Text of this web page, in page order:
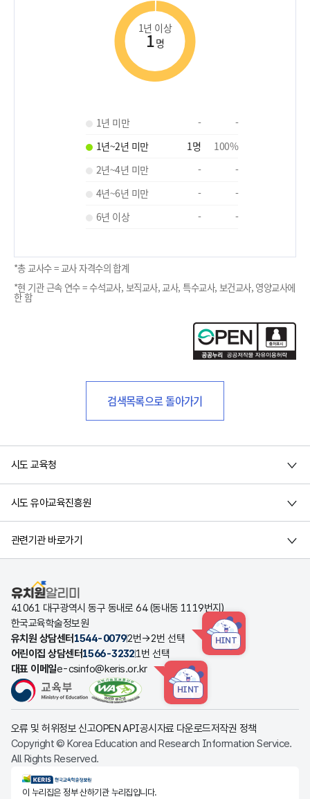
1년 이상
1명
1년 미만 -
-
1년~2년 미만
1명 100%
2년~4년 미만
-
-
4년~6년 미만
-
-
6년 이상
- -
*총 교사수 = 교사 자격수의 합계
*현 기관 근속 연수 = 수석교사, 보직교사, 교사, 특수교사, 보건교사, 영양교사에
한 함
검색목록으로 돌아가기
시도 교육청
시도 유아교육진흥원
관련기관 바로가기
유치원알리미
41061 대구광역시 동구 동내로 64 (동내동 1119번지)
한국교육학술정보원
유치원 상담센터 1544-00792번→2번 선택 HINT
어린이집 상담센터1566-32321번 선택
대표 이메일e-csinfo@keris.or.kr
HINT
오류 및 허위정보 신고OPEN API공시자료 다운로드저작권 정책
Copyright © Korea Education and Research Information Service.
All Rights Reserved.
KERIS한국교육학술정보원
이 누리집은 정부 산하기관 누리집입니다.